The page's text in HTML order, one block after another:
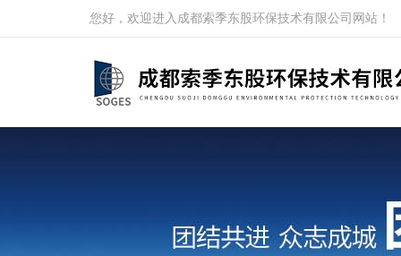
您好，欢迎进入成都索季东股环保技术有限公司网站！